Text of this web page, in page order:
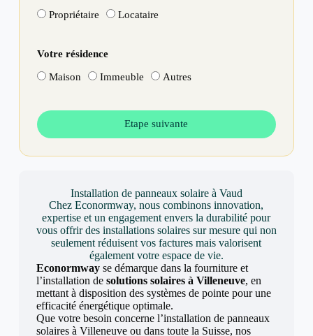
Propriétaire Locataire
Votre résidence
Maison Immeuble Autres
Etape suivante
Installation de panneaux solaire à Vaud
Chez Econormway, nous combinons innovation,
expertise et un engagement envers la durabilité pour
vous offrir des installations solaires sur mesure qui non
seulement réduisent vos factures mais valorisent
également votre espace de vie.
Econormwayse démarque dans la fourniture et
l’installation de solutions solaires à Villeneuve, en
mettant à disposition des systèmes de pointe pour une
efficacité énergétique optimale.
Que votre besoin concerne l’installation de panneaux
solaires à Villeneuve ou dans toute la Suisse, nos